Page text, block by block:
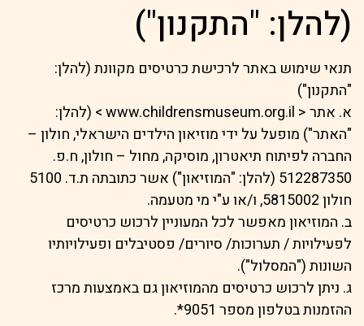
(להלן: "התקנון")
תנאי שימוש באתר לרכישת כרטיסים מקוונת (להלן:
"התקנון")
א. אתר < www.childrensmuseum.org.il > (להלן:
"האתר") מופעל על ידי מוזיאון הילדים הישראלי, חולון –
החברה לפיתוח תיאטרון, מוסיקה, מחול – חולון, ח.פ.
512287350 (להלן: "המוזיאון") אשר כתובתה ת.ד. 5100
חולון 5815002, ו/או ע"י מי מטעמה.
ב. המוזיאון מאפשר לכל המעוניין לרכוש כרטיסים
לפעילויות / תערוכות/ סיורים/ פסטיבלים ופעילויותיו
השונות ("המסלול").
ג. ניתן לרכוש כרטיסים מהמוזיאון גם באמצעות מרכז
ההזמנות בטלפון מספר 9051*.